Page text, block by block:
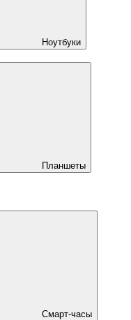
Ноутбуки
Планшеты
Смарт-часы